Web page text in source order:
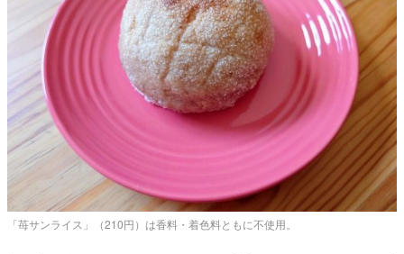
「苺サンライス」（210円）は香料・着色料ともに不使用。